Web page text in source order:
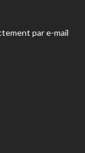
par e-mail